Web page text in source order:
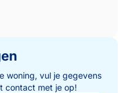
woning, vul je gegevens
contact met je op!